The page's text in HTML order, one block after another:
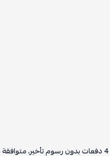
4دفعات بدون رسوم تأخير،